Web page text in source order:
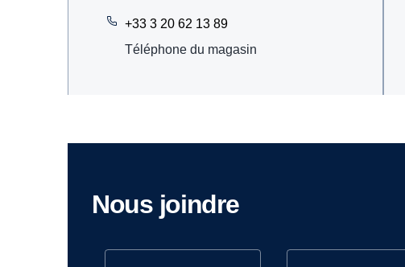
+33 3 20 62 13 89
Téléphone du magasin
Nous joindre